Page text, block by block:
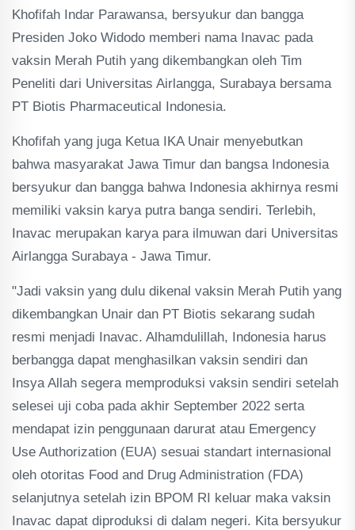
Khofifah Indar Parawansa, bersyukur dan bangga
Presiden Joko Widodo memberi nama Inavac pada
vaksin Merah Putih yang dikembangkan oleh Tim
Peneliti dari Universitas Airlangga, Surabaya bersama
PT Biotis Pharmaceutical Indonesia.
Khofifah yang juga Ketua IKA Unair menyebutkan
bahwa masyarakat Jawa Timur dan bangsa Indonesia
bersyukur dan bangga bahwa Indonesia akhirnya resmi
memiliki vaksin karya putra banga sendiri. Terlebih,
Inavac merupakan karya para ilmuwan dari Universitas
Airlangga Surabaya - Jawa Timur.
"Jadi vaksin yang dulu dikenal vaksin Merah Putih yang
dikembangkan Unair dan PT Biotis sekarang sudah
resmi menjadi Inavac. Alhamdulillah, Indonesia harus
berbangga dapat menghasilkan vaksin sendiri dan
Insya Allah segera memproduksi vaksin sendiri setelah
selesei uji coba pada akhir September 2022 serta
mendapat izin penggunaan darurat atau Emergency
Use Authorization (EUA) sesuai standart internasional
oleh otoritas Food and Drug Administration (FDA)
selanjutnya setelah izin BPOM RI keluar maka vaksin
Inavac dapat diproduksi di dalam negeri. Kita bersyukur